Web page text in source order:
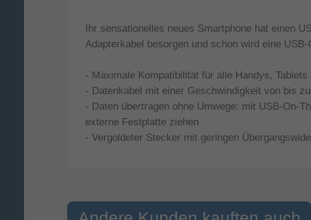
Ihr sensationelles neues Smartphone hat einen
Adapterkabel besorgen und schon wird eine
- Maximale Kompatibilität für alle Handys,
- Datenkabel mit einer Geschwindigkeit von bis
- Daten übertragen ohne Umwege: mit USB-On-
externe Festplatte ziehen
- Vergoldeter Stecker mit geringen